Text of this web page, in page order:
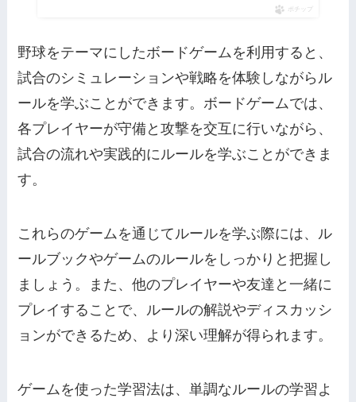
ポチップ
野球をテーマにしたボードゲームを利用すると、
試合のシミュレーションや戦略を体験しながらル
ールを学ぶことができます。ボードゲームでは、
各プレイヤーが守備と攻撃を交互に行いながら、
試合の流れや実践的にルールを学ぶことができま
す。
これらのゲームを通じてルールを学ぶ際には、ル
ールブックやゲームのルールをしっかりと把握し
ましょう。また、他のプレイヤーや友達と一緒に
プレイすることで、ルールの解説やディスカッシ
ョンができるため、より深い理解が得られます。
ゲームを使った学習法は、単調なルールの学習よ